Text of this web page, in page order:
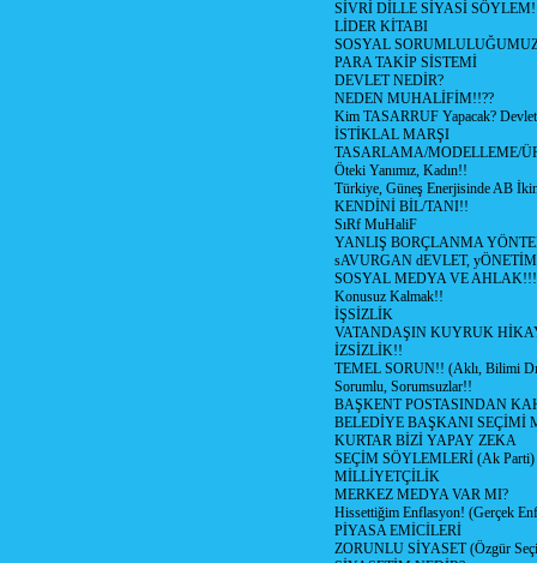
SİVRİ DİLLE SİYASİ
LİDER KİTABI
SOSYAL
PARA TAKİP SİSTEMİ
DEVLET NEDİR?
NEDEN MUHALİFİM!!??
Kim TASARRUF Yapacak? Devlet
İSTİKLAL MARŞI
TASARLAMA/MODELLEME/
Öteki Yanımız, Kadın!!
Türkiye, Güneş Enerjisinde AB
KENDİNİ BİL/TANI!!
SıRf MuHaliF
YANLIŞ BORÇLANMA
sAVURGAN dEVLET,
SOSYAL MEDYA VE AHLAK!!!
Konusuz Kalmak!!
İŞSİZLİK
VATANDAŞIN KUYRUK
İZSİZLİK!!
TEMEL SORUN!! (Aklı, Bilimi
Sorumlu, Sorumsuzlar!!
BAŞKENT POSTASINDAN
BELEDİYE BAŞKANI SEÇİMİ
KURTAR BİZİ YAPAY ZEKA
SEÇİM SÖYLEMLERİ (Ak Parti)
MİLLİYETÇİLİK
MERKEZ MEDYA VAR MI?
Hissettiğim Enflasyon! (Gerçek
PİYASA EMİCİLERİ
ZORUNLU SİYASET (Özgür